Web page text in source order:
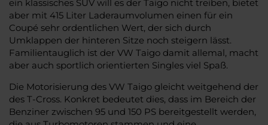
ein klassisches SUV will es der Taigo nicht treiben, bietet
aber mit 415 Liter Laderaumvolumen einen für ein
Coupé sehr ordentlichen Wert, der sich durch
Umklappen der hinteren Sitze noch steigern lässt.
Familientauglich ist der VW Taigo damit allemal, macht
aber auch sportlich orientierten Singles viel Spaß.
Die Motorisierung des VW Taigo gleicht weitgehend der
des T-Cross. Konkret bedeutet dies, dass im Bereich der
Benziner zwischen 95 und 150 PS bereitgestellt werden,